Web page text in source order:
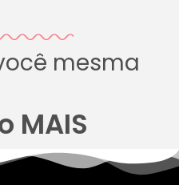
mesma
MAIS